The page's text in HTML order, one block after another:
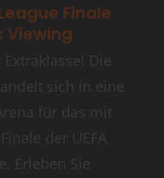
Finale
Viewing
Die
sich in eine
für das mit
der UEFA
Erleben Sie